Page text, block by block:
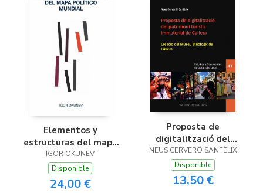
Elementos y
estructuras del mapa
político mundial
IGOR OKUNEV
Disponible
24,00 €
Proposta de
digitalització del
patrimoni turístic
immaterial de Cullera
NEUS CERVERÓ SANFÈLIX
Disponible
13,50 €